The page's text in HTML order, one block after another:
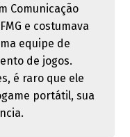
Comunicação
e costumava
equipe de
de jogos.
é raro que ele
portátil, sua